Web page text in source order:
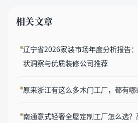
相关文章
辽宁省2026家装市场年度分析报告
状洞察与优质装修公司推荐
原来浙江有这么多木门工厂，都有哪
南通意式轻奢全屋定制工厂怎么选